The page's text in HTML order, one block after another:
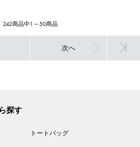
242商品中1～50商品
次へ
探す
トートバッグ